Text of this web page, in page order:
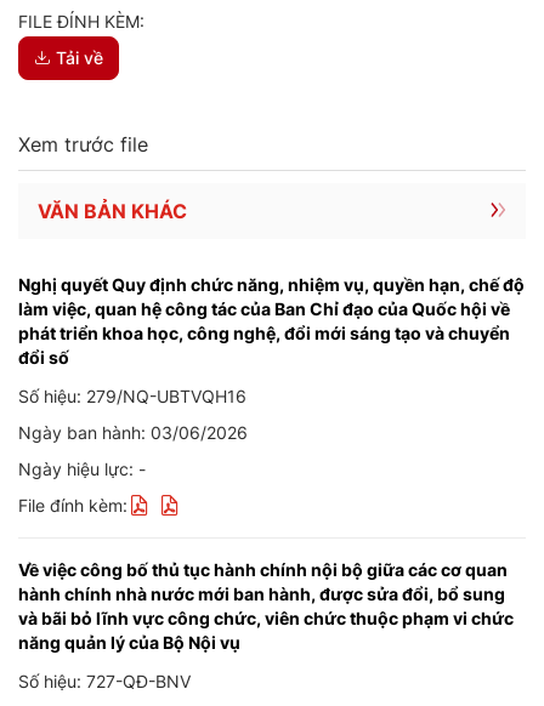
FILE ĐÍNH KÈM:
Tải về
Xem trước file
VĂN BẢN KHÁC
Nghị quyết Quy định chức năng, nhiệm vụ, quyền hạn, chế độ
làm việc, quan hệ công tác của Ban Chỉ đạo của Quốc hội về
phát triển khoa học, công nghệ, đổi mới sáng tạo và chuyển
đổi số
Số hiệu: 279/NQ-UBTVQH16
Ngày ban hành: 03/06/2026
Ngày hiệu lực: -
File đính kèm:
Về việc công bố thủ tục hành chính nội bộ giữa các cơ quan
hành chính nhà nước mới ban hành, được sửa đổi, bổ sung
và bãi bỏ lĩnh vực công chức, viên chức thuộc phạm vi chức
năng quản lý của Bộ Nội vụ
Số hiệu: 727-QĐ-BNV